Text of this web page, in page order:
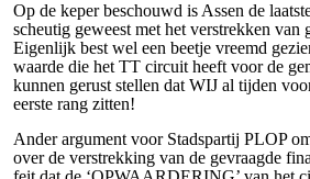
Op de keper beschouwd is Assen de
scheutig geweest met het verstrekken van
Eigenlijk best wel een beetje vreemd
waarde die het TT circuit heeft voor de
kunnen gerust stellen dat WIJ al tijden
eerste rang zitten!
Ander argument voor Stadspartij PLOP
over de verstrekking van de gevraagde